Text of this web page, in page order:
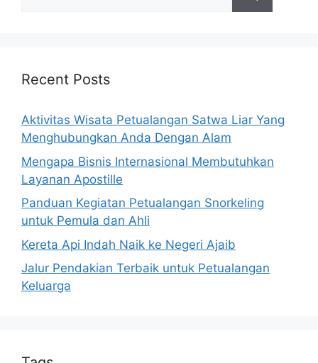
for:
Recent Posts
Aktivitas Wisata Petualangan Satwa Liar Yang
Menghubungkan Anda Dengan Alam
Mengapa Bisnis Internasional Membutuhkan
Layanan Apostille
Panduan Kegiatan Petualangan Snorkeling
untuk Pemula dan Ahli
Kereta Api Indah Naik ke Negeri Ajaib
Jalur Pendakian Terbaik untuk Petualangan
Keluarga